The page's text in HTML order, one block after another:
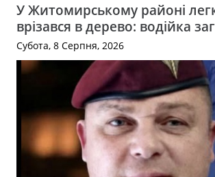
У Житомирському районі
врізався в дерево: водійка
Субота, 8 Серпня, 2026